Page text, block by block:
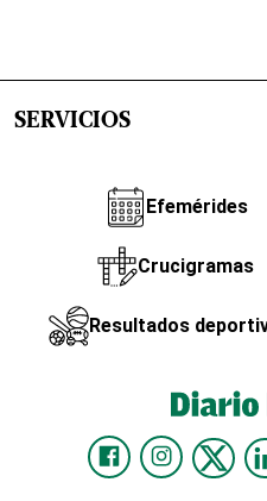
SERVICIOS
Efemérides
Crucigramas
Resultados